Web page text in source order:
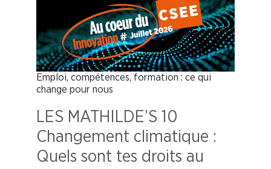
Emploi, compétences, formation : ce qui
change pour nous
LES MATHILDE’S 10
Changement climatique :
Quels sont tes droits au